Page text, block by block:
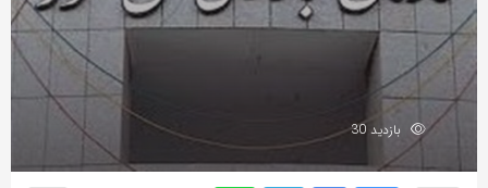
بازدید 30